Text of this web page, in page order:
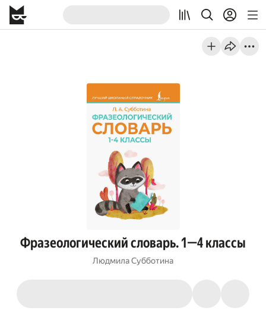
Фразеологический словарь. 1—4 классы
Людмила Субботина